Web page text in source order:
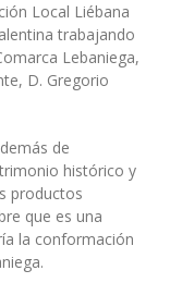
Local Liébana
trabajando
Lebaniega,
D. Gregorio
de
histórico y
productos
que es una
la conformación